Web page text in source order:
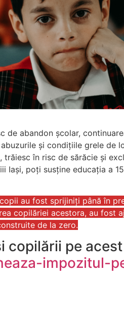
abandon școlar,
și condițiile grele de
în risc de sărăcie și
Iași, poți susține educația a
au fost sprijiniți până în
copilăriei acestora, au fost
de la zero.
copilării pe
impozitul-